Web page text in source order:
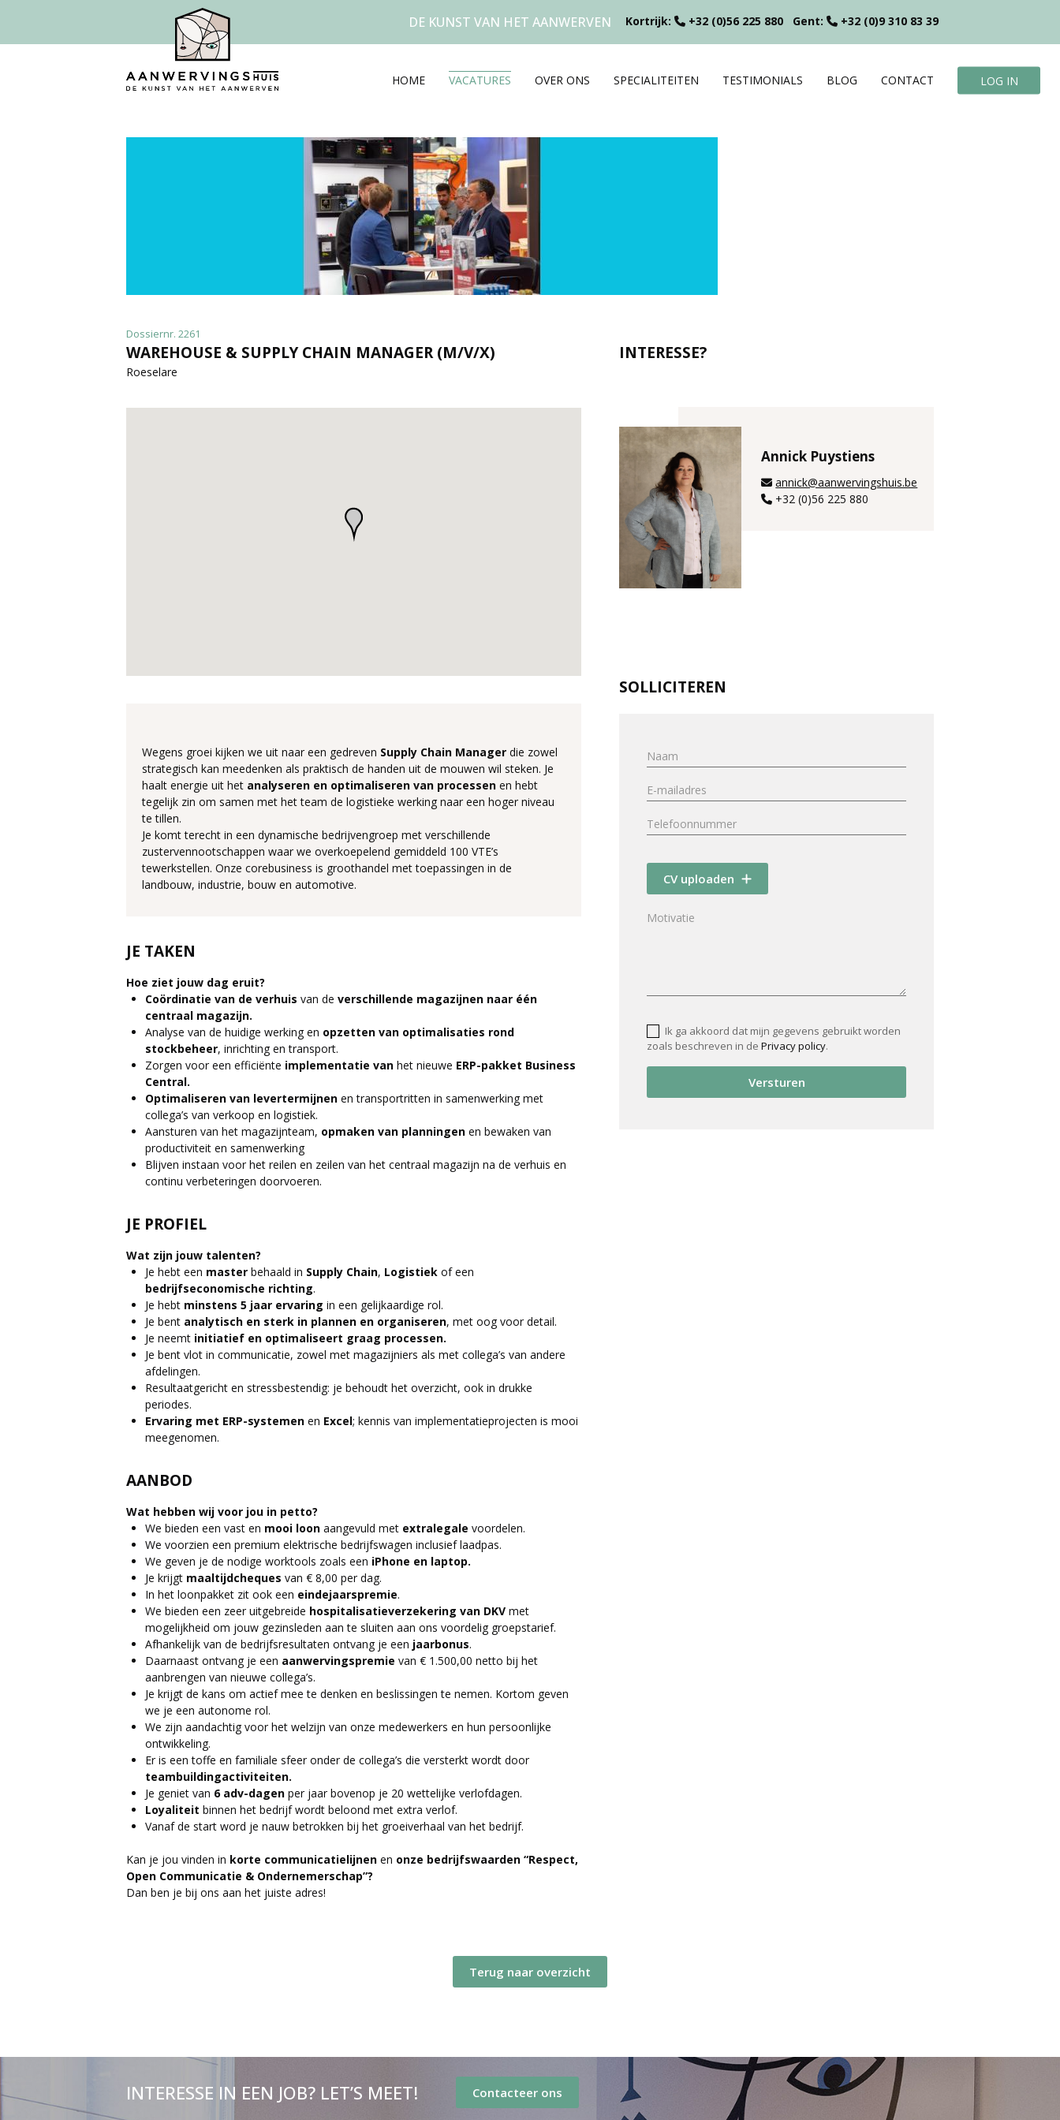
DE KUNST VAN HET AANWERVEN Kortrijk: +32 (0)56 225 880 Gent: +32 (0)9 310 83 39
HOME VACATURES OVER ONS SPECIALITEITEN TESTIMONIALS BLOG CONTACT LOG IN
Dossiernr. 2261
WAREHOUSE & SUPPLY CHAIN MANAGER (M/V/X)
Roeselare
Wegens groei kijken we uit naar een gedreven Supply Chain Manager die zowel
strategisch kan meedenken als praktisch de handen uit de mouwen wil steken. Je
haalt energie uit het analyseren en optimaliseren van processen en hebt
tegelijk zin om samen met het team de logistieke werking naar een hoger niveau
te tillen.
Je komt terecht in een dynamische bedrijvengroep met verschillende
zustervennootschappen waar we overkoepelend gemiddeld 100 VTE’s
tewerkstellen. Onze corebusiness is groothandel met toepassingen in de
landbouw, industrie, bouw en automotive.
JE TAKEN
Hoe ziet jouw dag eruit?
Coördinatie van de verhuis van de verschillende magazijnen naar één
centraal magazijn.
Analyse van de huidige werking en opzetten van optimalisaties rond
stockbeheer, inrichting en transport.
Zorgen voor een efficiënte implementatie van het nieuwe ERP-pakket Business
Central.
Optimaliseren van levertermijnen en transportritten in samenwerking met
collega’s van verkoop en logistiek.
Aansturen van het magazijnteam, opmaken van planningen en bewaken van
productiviteit en samenwerking
Blijven instaan voor het reilen en zeilen van het centraal magazijn na de verhuis en
continu verbeteringen doorvoeren.
JE PROFIEL
Wat zijn jouw talenten?
Je hebt een master behaald in Supply Chain, Logistiek of een
bedrijfseconomische richting.
Je hebt minstens 5 jaar ervaring in een gelijkaardige rol.
Je bent analytisch en sterk in plannen en organiseren, met oog voor detail.
Je neemt initiatief en optimaliseert graag processen.
Je bent vlot in communicatie, zowel met magazijniers als met collega’s van andere
afdelingen.
Resultaatgericht en stressbestendig: je behoudt het overzicht, ook in drukke
periodes.
Ervaring met ERP-systemen en Excel; kennis van implementatieprojecten is mooi
meegenomen.
AANBOD
Wat hebben wij voor jou in petto?
We bieden een vast en mooi loon aangevuld met extralegale voordelen.
We voorzien een premium elektrische bedrijfswagen inclusief laadpas.
We geven je de nodige worktools zoals een iPhone en laptop.
Je krijgt maaltijdcheques van € 8,00 per dag.
In het loonpakket zit ook een eindejaarspremie.
We bieden een zeer uitgebreide hospitalisatieverzekering van DKV met
mogelijkheid om jouw gezinsleden aan te sluiten aan ons voordelig groepstarief.
Afhankelijk van de bedrijfsresultaten ontvang je een jaarbonus.
Daarnaast ontvang je een aanwervingspremie van € 1.500,00 netto bij het
aanbrengen van nieuwe collega’s.
Je krijgt de kans om actief mee te denken en beslissingen te nemen. Kortom geven
we je een autonome rol.
We zijn aandachtig voor het welzijn van onze medewerkers en hun persoonlijke
ontwikkeling.
Er is een toffe en familiale sfeer onder de collega’s die versterkt wordt door
teambuildingactiviteiten.
Je geniet van 6 adv-dagen per jaar bovenop je 20 wettelijke verlofdagen.
Loyaliteit binnen het bedrijf wordt beloond met extra verlof.
Vanaf de start word je nauw betrokken bij het groeiverhaal van het bedrijf.
Kan je jou vinden in korte communicatielijnen en onze bedrijfswaarden “Respect,
Open Communicatie & Ondernemerschap”?
Dan ben je bij ons aan het juiste adres!
INTERESSE?
Annick Puystiens
annick@aanwervingshuis.be
+32 (0)56 225 880
SOLLICITEREN
CV uploaden
Ik ga akkoord dat mijn gegevens gebruikt worden
zoals beschreven in dePrivacy policy.
Versturen
Terug naar overzicht
INTERESSE IN EEN JOB? LET’S MEET! Contacteer ons